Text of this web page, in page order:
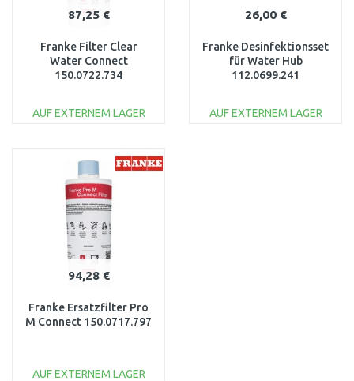
87,25 €
Franke Filter Clear
Water Connect
150.0722.734
AUF EXTERNEM LAGER
Vergleichen
26,00 €
Franke Desinfektionsset
für Water Hub
112.0699.241
AUF EXTERNEM LAGER
94,28 €
Franke Ersatzfilter Pro
M Connect 150.0717.797
AUF EXTERNEM LAGER